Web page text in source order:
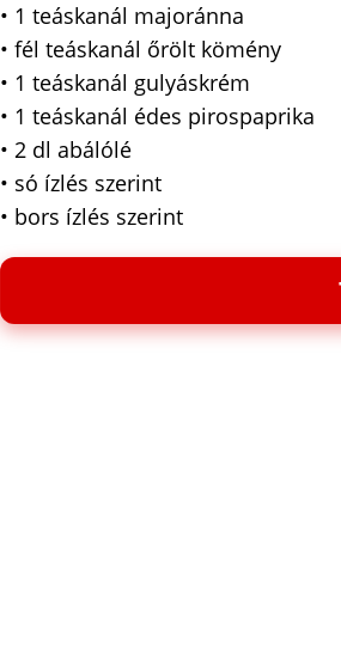
• 1 teáskanál majoránna
• fél teáskanál őrölt kömény
• 1 teáskanál gulyáskrém
• 1 teáskanál édes pirospaprika
• 2 dl abálólé
• só ízlés szerint
• bors ízlés szerint